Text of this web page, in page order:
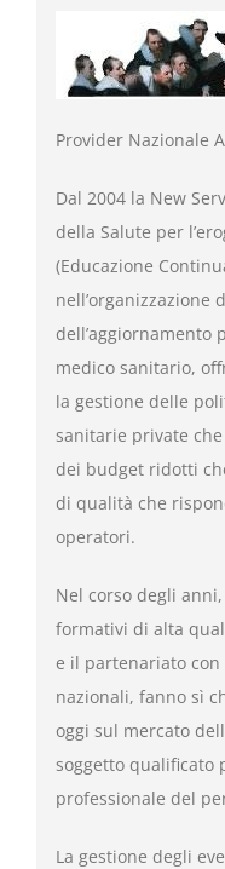
Provider Nazionale
Dal 2004 la New
della Salute per
(Educazione
nell’organizzazione
dell’aggiornamento
medico sanitario,
la gestione delle
sanitarie private
dei budget ridotti
di qualità che
operatori.
Nel corso degli
formativi di alta
e il partenariato
nazionali, fanno sì
oggi sul mercato
soggetto qualificato
professionale del
La gestione degli